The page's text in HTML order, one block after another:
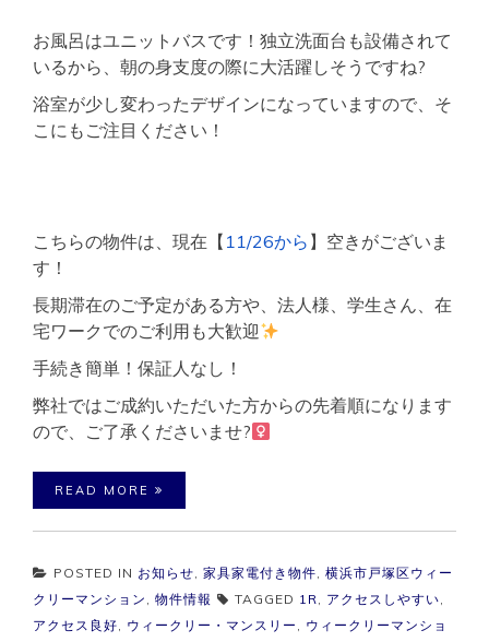
お風呂はユニットバスです！独立洗面台も設備されて
いるから、朝の身支度の際に大活躍しそうですね?
浴室が少し変わったデザインになっていますので、そ
こにもご注目ください！
こちらの物件は、現在【 11/26から 】空きがございま
す！
長期滞在のご予定がある方や、法人様、学生さん、在
宅ワークでのご利用も大歓迎
手続き簡単！保証人なし！
弊社ではご成約いただいた方からの先着順になります
ので、ご了承くださいませ?‍
READ MORE
POSTED IN お知らせ, 家具家電付き物件, 横浜市戸塚区ウィー
クリーマンション , 物件情報 TAGGED 1R, アクセスしやすい,
アクセス良好, ウィークリー・マンスリー , ウィークリーマンショ